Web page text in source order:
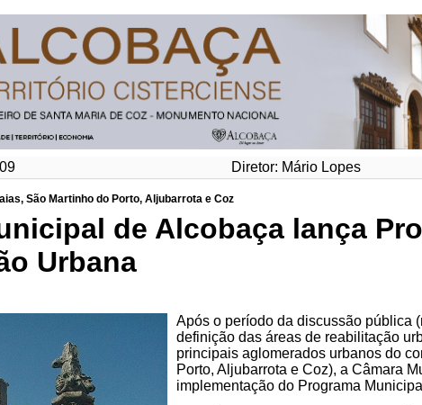
Diretor: Mário Lopes
São Martinho do Porto, Aljubarrota e Coz
de Alcobaça lança
Urbana
Após o período da discussão pública
definição das áreas de reabilitação
principais aglomerados urbanos do
Porto, Aljubarrota e Coz), a Câmara
implementação do Programa